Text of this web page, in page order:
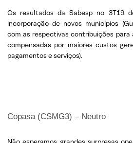
Os resultados da Sabesp no 3T19
incorporação de novos municípios
com as respectivas contribuições
compensadas por maiores custos
pagamentos e serviços).
Copasa (CSMG3) – Neutro